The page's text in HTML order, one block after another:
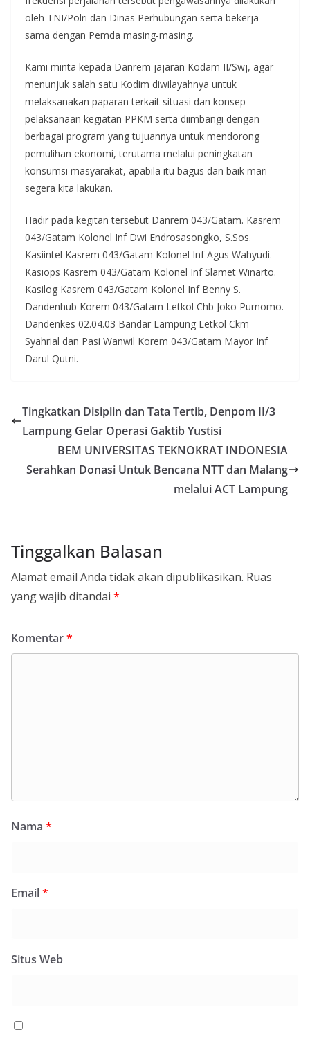
oleh TNI/Polri dan Dinas Perhubungan serta bekerja
sama dengan Pemda masing-masing.
Kami minta kepada Danrem jajaran Kodam II/Swj, agar
menunjuk salah satu Kodim diwilayahnya untuk
melaksanakan paparan terkait situasi dan konsep
pelaksanaan kegiatan PPKM serta diimbangi dengan
berbagai program yang tujuannya untuk mendorong
pemulihan ekonomi, terutama melalui peningkatan
konsumsi masyarakat, apabila itu bagus dan baik mari
segera kita lakukan.
Hadir pada kegitan tersebut Danrem 043/Gatam. Kasrem
043/Gatam Kolonel Inf Dwi Endrosasongko, S.Sos.
Kasiintel Kasrem 043/Gatam Kolonel Inf Agus Wahyudi.
Kasiops Kasrem 043/Gatam Kolonel Inf Slamet Winarto.
Kasilog Kasrem 043/Gatam Kolonel Inf Benny S.
Dandenhub Korem 043/Gatam Letkol Chb Joko Purnomo.
Dandenkes 02.04.03 Bandar Lampung Letkol Ckm
Syahrial dan Pasi Wanwil Korem 043/Gatam Mayor Inf
Darul Qutni.
Tingkatkan Disiplin dan Tata Tertib, Denpom II/3
Lampung Gelar Operasi Gaktib Yustisi
BEM UNIVERSITAS TEKNOKRAT INDONESIA
Serahkan Donasi Untuk Bencana NTT dan Malang
melalui ACT Lampung
Tinggalkan Balasan
Alamat email Anda tidak akan dipublikasikan. Ruas
yang wajib ditandai *
Komentar*
Nama *
Email*
Situs Web